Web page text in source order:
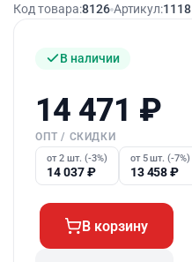
Код товара:8126 Артикул:1118
В наличии
14 471 ₽
ОПТ / СКИДКИ
от 2 шт. (-3%)
14 037₽
от 5 шт. (-7%)
13 458₽
В корзину